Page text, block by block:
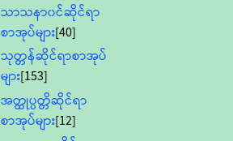
သာသနာ၀င်ဆိုင်ရာ
စာအုပ်များ[40]
သုတ္တန်ဆိုင်ရာစာအုပ်
များ[153]
အတ္ထုပ္ပတ္တိဆိုင်ရာ
စာအုပ်များ[12]